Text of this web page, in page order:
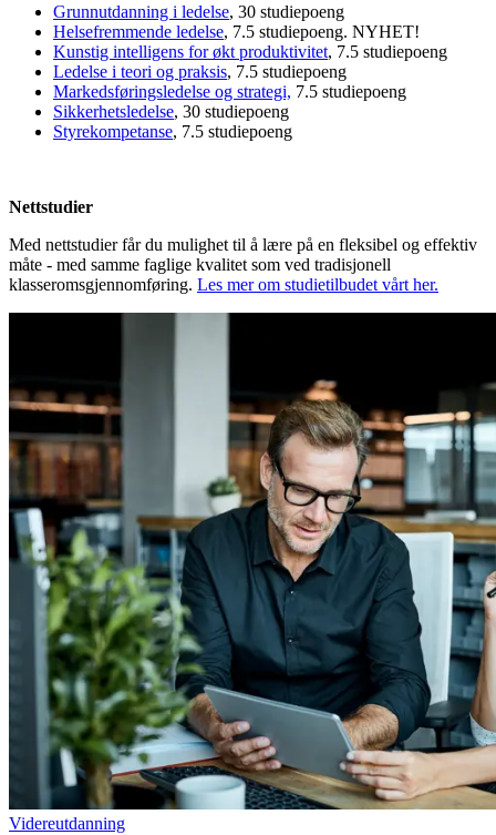
Grunnutdanning i ledelse, 30 studiepoeng
Helsefremmende ledelse, 7.5 studiepoeng. NYHET!
Kunstig intelligens for økt produktivitet, 7.5 studiepoeng
Ledelse i teori og praksis, 7.5 studiepoeng
Markedsføringsledelse og strategi, 7.5 studiepoeng
Sikkerhetsledelse, 30 studiepoeng
Styrekompetanse, 7.5 studiepoeng
Nettstudier
Med nettstudier får du mulighet til å lære på en fleksibel og effektiv
måte - med samme faglige kvalitet som ved tradisjonell
klasseromsgjennomføring. Les mer om studietilbudet vårt her.
Videreutdanning